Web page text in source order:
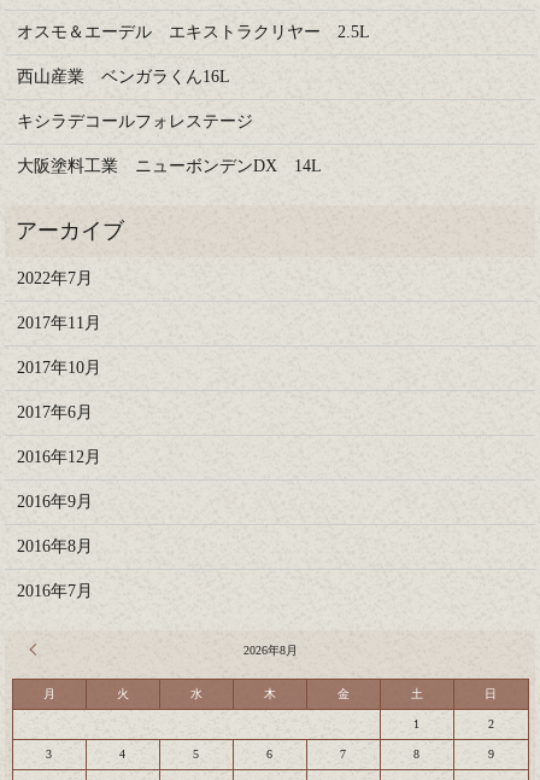
オスモ＆エーデル エキストラクリヤー 2.5L
西山産業 ベンガラくん16L
キシラデコールフォレステージ
大阪塗料工業 ニューボンデンDX 14L
2022年7月
2017年11月
2017年10月
2017年6月
2016年12月
2016年9月
2016年8月
2016年7月
2026年8月
月 火 水 木 金 土 日
1 2
3 4 5 6 7 8 9